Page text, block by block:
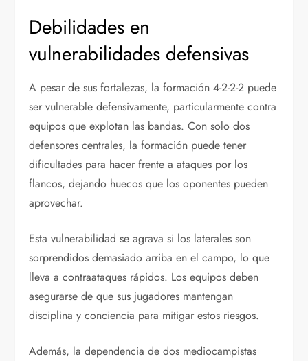
Debilidades en
vulnerabilidades defensivas
A pesar de sus fortalezas, la formación 4-2-2-2 puede
ser vulnerable defensivamente, particularmente contra
equipos que explotan las bandas. Con solo dos
defensores centrales, la formación puede tener
dificultades para hacer frente a ataques por los
flancos, dejando huecos que los oponentes pueden
aprovechar.
Esta vulnerabilidad se agrava si los laterales son
sorprendidos demasiado arriba en el campo, lo que
lleva a contraataques rápidos. Los equipos deben
asegurarse de que sus jugadores mantengan
disciplina y conciencia para mitigar estos riesgos.
Además, la dependencia de dos mediocampistas